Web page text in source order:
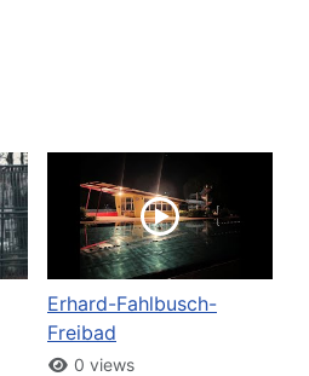
Erhard-Fahlbusch-
Freibad
0 views